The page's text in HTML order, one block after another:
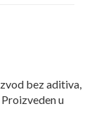
bez aditiva,
u